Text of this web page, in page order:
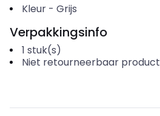
Kleur- Grijs
Verpakkingsinfo
1 stuk(s)
Niet retourneerbaar product